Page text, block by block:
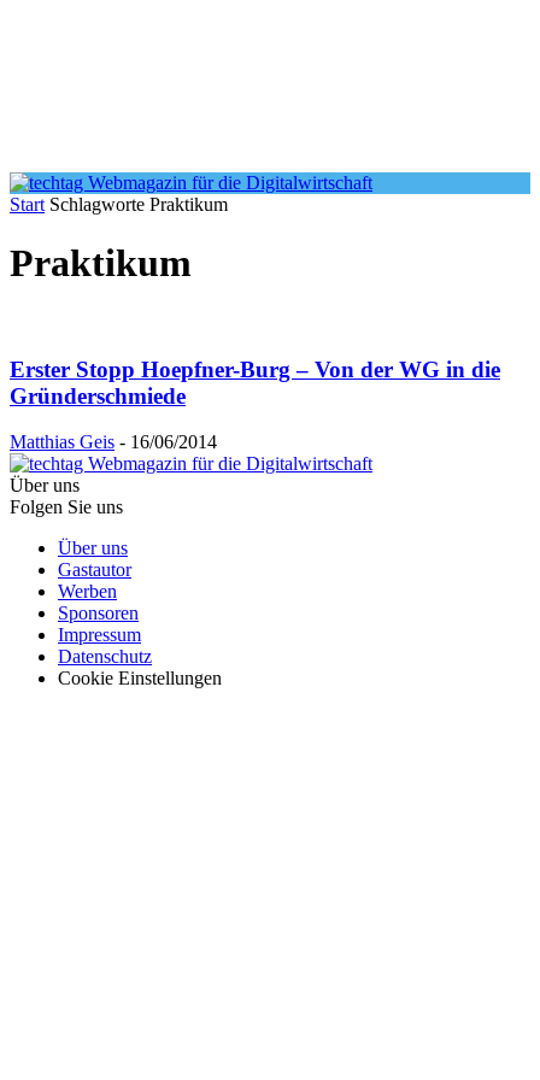
Start Schlagworte Praktikum
Praktikum
Erster Stopp Hoepfner-Burg – Von der WG in die
Gründerschmiede
Matthias Geis - 16/06/2014
Über uns
Folgen Sie uns
Über uns
Gastautor
Werben
Sponsoren
Impressum
Datenschutz
Cookie Einstellungen